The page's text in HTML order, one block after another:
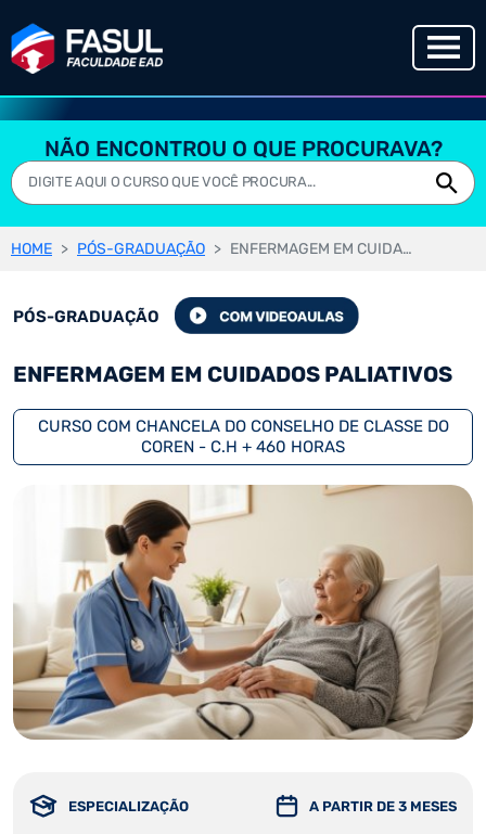
NÃO ENCONTROU O QUE PROCURAVA?
HOME PÓS-GRADUAÇÃO ENFERMAGEM EM CUIDADOS PALIATIVOS
PÓS-GRADUAÇÃO
ENFERMAGEM EM CUIDADOS PALIATIVOS
CURSO COM CHANCELA DO CONSELHO DE CLASSE DO
COREN - C.H + 460 HORAS
ESPECIALIZAÇÃO A PARTIR DE 3 MESES